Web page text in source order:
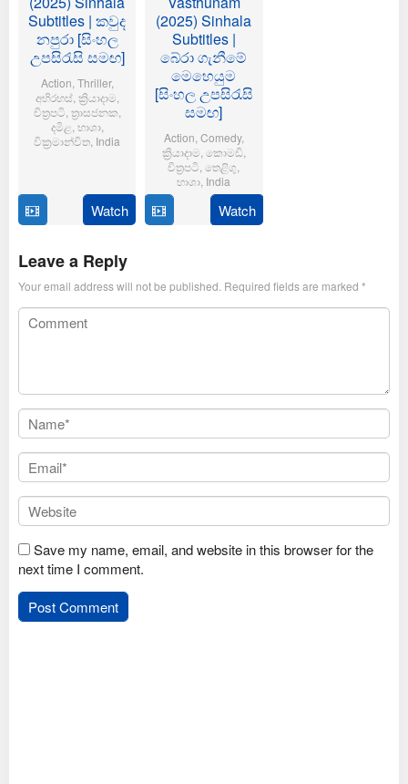
Subtitles | කවුද
නපුරා [සිංහල
උපසිරැසි සමඟ]
Action Thriller,
අභිරහස්, ක්‍රියාදාම
චිත්‍රපටි ත්‍රාසජනක
දමිළ භාශා,
වික්‍රමාන්විත India
Feb
2025
Thirumeni
Watch
(2025) Sinhala
Subtitles |
බේරා ගැනීමේ
මෙහෙයුම
[සිංහල උපසිරැසි
සමඟ]
Action Comedy,
ක්‍රියාදාම කොමඩි,
චිත්‍රපටි ,තෙළිගු
භාශා India
Jan
Anil
Ravipudi
Watch
Leave a Reply
Your email address will not be published. Required fields are marked *
Save my name, email, and website in this browser for the
next time I comment.